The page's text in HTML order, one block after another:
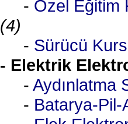
- Özel Eğitim
(4)
- Sürücü
- Elektrik
- Aydınlatma
- Batarya-Pil-